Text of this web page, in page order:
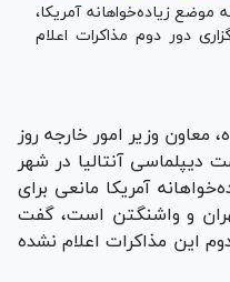
موضع زیاده‌خواهانه آمریکا،
دور دوم مذاکرات اعلام
وزیر امور خارجه روز
دیپلماسی آنتالیا در شهر
آمریکا مانعی برای
و واشنگتن است، گفت
این مذاکرات اعلام نشده